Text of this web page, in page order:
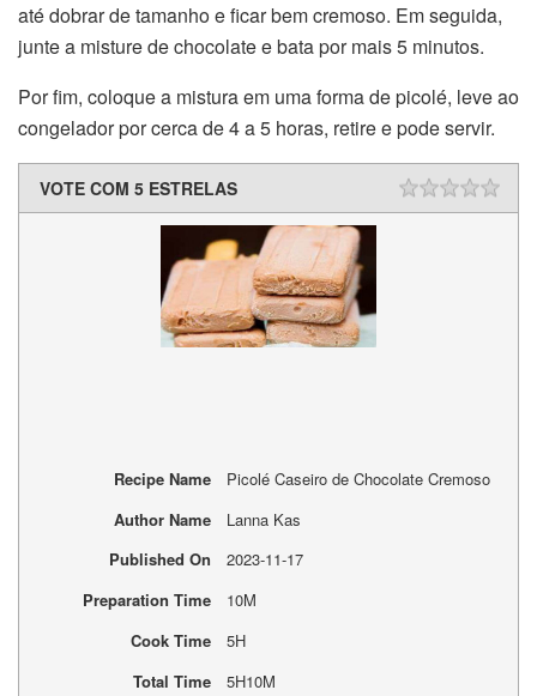
até dobrar de tamanho e ficar bem cremoso. Em seguida,
junte a misture de chocolate e bata por mais 5 minutos.
Por fim, coloque a mistura em uma forma de picolé, leve ao
congelador por cerca de 4 a 5 horas, retire e pode servir.
VOTE COM 5 ESTRELAS
Recipe Name
Picolé Caseiro de Chocolate Cremoso
Author Name
Lanna Kas
Published On
2023-11-17
Preparation Time
10M
Cook Time
5H
Total Time
5H10M